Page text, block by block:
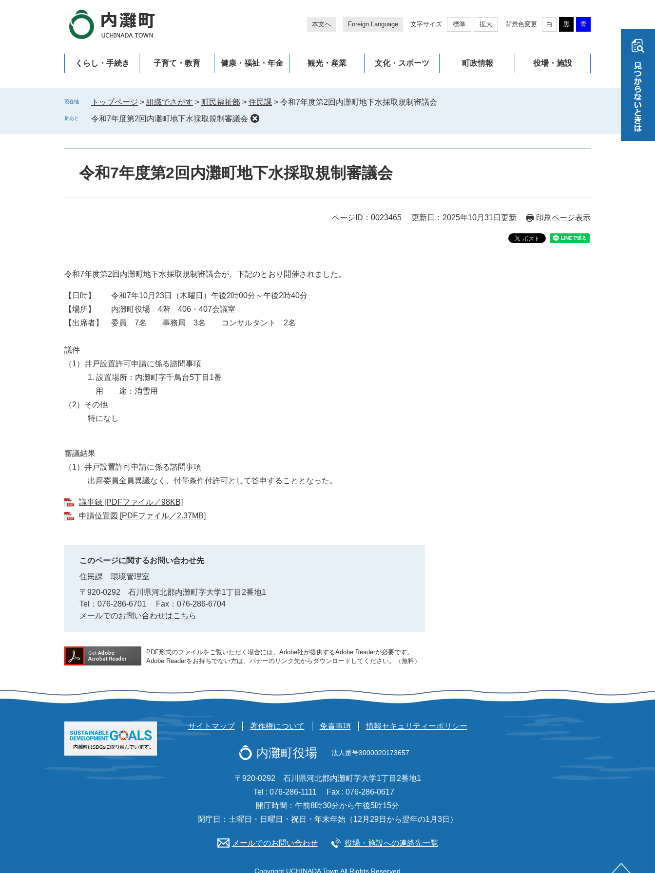
す
し
へ
本文へ Foreign Language 文字サイズ 標準 拡大 背景色変更 白 黒 青
くらし・手続き 子育て・教育 健康・福祉・年金 観光・産業 文化・スポーツ 町政情報 役場・施設
現在地 トップページ > 組織でさがす > 町民福祉部 > 住民課 > 令和7年度第2回内灘町地下水採取規制審議会
足あと 令和7年度第2回内灘町地下水採取規制審議会
令和7年度第2回内灘町地下水採取規制審議会
ページID：0023465 更新日：2025年10月31日更新 印刷ページ表示
文
令和7年度第2回内灘町地下水採取規制審議会が、下記のとおり開催されました。
【日時】 令和7年10月23日（木曜日）午後2時00分～午後2時40分
【場所】 内灘町役場 4階 406・407会議室
【出席者】 委員 7名 事務局 3名 コンサルタント 2名
議件
（1）井戸設置許可申請に係る諮問事項
1. 設置場所：内灘町字千鳥台5丁目1番
用 途：消雪用
（2）その他
特になし
審議結果
（1）井戸設置許可申請に係る諮問事項
出席委員全員異議なく、付帯条件付許可として答申することとなった。
議事録 [PDFファイル／98KB]
申請位置図 [PDFファイル／2.37MB]
このページに関するお問い合わせ先
住民課
環境管理室
〒920-0292
石川県河北郡内灘町字大学1丁目2番地1
Tel：076-286-6701
Fax：076-286-6704
メールでのお問い合わせはこちら
PDF形式のファイルをご覧いただく場合には、Adobe社が提供するAdobe Readerが必要です。
Adobe Readerをお持ちでない方は、バナーのリンク先からダウンロードしてください。（無料）
サイトマップ 著作権について 免責事項 情報セキュリティーポリシー
内灘町役場 法人番号3000020173657
〒920-0292 石川県河北郡内灘町字大学1丁目2番地1
Tel : 076-286-1111
Fax : 076-286-0617
開庁時間：午前8時30分から午後5時15分
閉庁日：土曜日・日曜日・祝日・年末年始（12月29日から翌年の1月3日）
メールでのお問い合わせ 役場・施設への連絡先一覧
Copyright UCHINADA Town All Rights Reserved